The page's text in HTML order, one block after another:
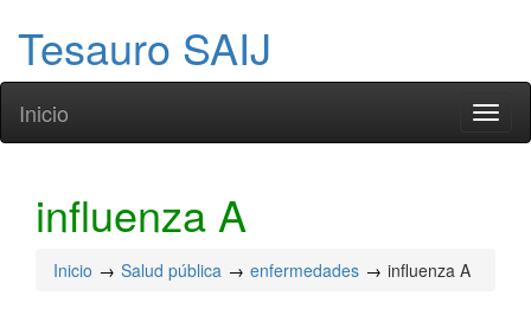
Tesauro SAIJ
Inicio
influenza A
Inicio Salud pública enfermedades influenza A